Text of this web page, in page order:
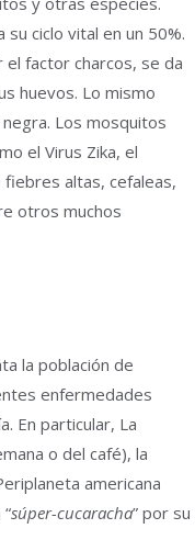
ciclo vital en un 50%.
el factor charcos, se da
huevos. Lo mismo
Los mosquitos
el Virus Zika, el
fiebres altas, cefaleas,
otros muchos
la población de
enfermedades
En particular, La
o del café), la
americana
súper-cucaracha” por su